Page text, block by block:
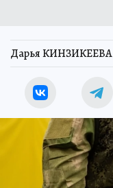
Дарья КИНЗИКЕЕВА